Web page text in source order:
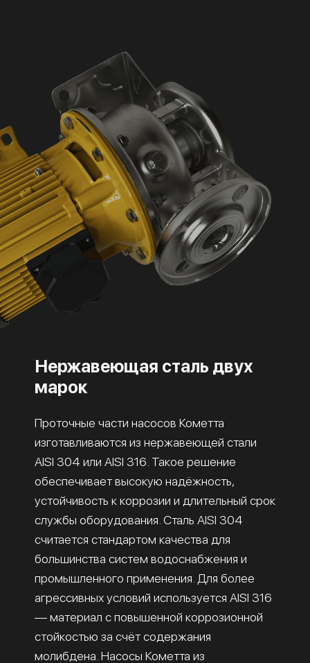
Нержавеющая сталь двух
марок
Проточные части насосов Кометта
изготавливаются из нержавеющей стали
AISI 304 или AISI 316. Такое решение
обеспечивает высокую надёжность,
устойчивость к коррозии и длительный срок
службы оборудования. Сталь AISI 304
считается стандартом качества для
большинства систем водоснабжения и
промышленного применения. Для более
агрессивных условий используется AISI 316
— материал с повышенной коррозионной
стойкостью за счёт содержания
молибдена. Насосы Кометта из